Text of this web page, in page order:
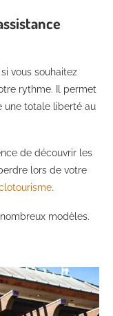
vous souhaitez
rythme. Il permet
une totale liberté au
de découvrir les
lors de votre
.
modèles.